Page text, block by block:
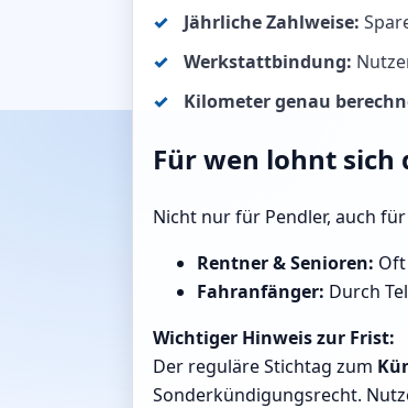
Jährliche Zahlweise:
Werkstattbindung:
Kilometer genau
Für wen lohnt sich
Nicht nur für Pendler, auch
Rentner & Senioren:
Fahranfänger: Durch
Wichtiger Hinweis zur Frist:
Der reguläre Stichtag zum
Sonderkündigungsrecht.